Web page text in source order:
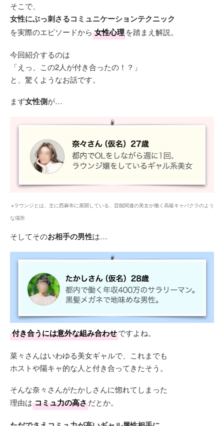
そこで、
女性にぶっ刺さるコミュニケーションテクニック
を実際のエピソードから 女性心理を踏まえ解説。
今回紹介するのは
「えっ、この2人が付き合ったの！？」
と、驚くようなお話です。
まず女性側が…
※ラウンジとは、主に西麻布に展開している、芸能関連の美女が働く高級キャバクラのよう
な場所
そしてそのお相手の男性は…
付き合うには意外な組み合わせですよね。
菜々さんはいわゆる美女ギャルで、これまでも
ホストや陽キャ的な人と付き合ってきたそう。
そんな奈々さんがたかしさんに惚れてしまった
理由は コミュ力の高さだとか。